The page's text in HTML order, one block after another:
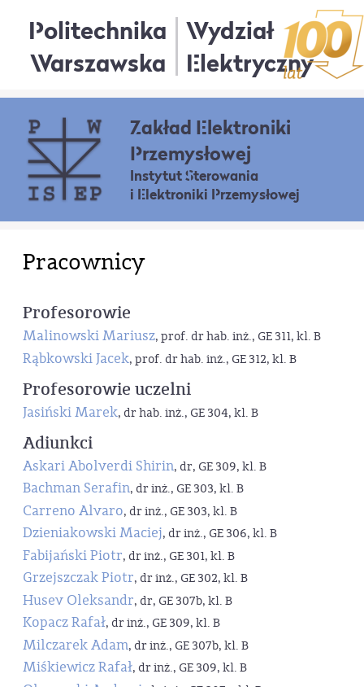
Politechnika
Warszawska
Wydział
Elektryczny
Zakład Elektroniki
Przemysłowej
Instytut Sterowania
i Elektroniki Przemysłowej
Pracownicy
Profesorowie
Malinowski Mariusz, prof. dr hab. inż., GE 311, kl. B
Rąbkowski Jacek, prof. dr hab. inż., GE 312, kl. B
Profesorowie uczelni
Jasiński Marek, dr hab. inż., GE 304, kl. B
Adiunkci
Askari Abolverdi Shirin, dr, GE 309, kl. B
Bachman Serafin, dr inż., GE 303, kl. B
Carreno Alvaro, dr inż., GE 303, kl. B
Dzieniakowski Maciej, dr inż., GE 306, kl. B
Fabijański Piotr, dr inż., GE 301, kl. B
Grzejszczak Piotr, dr inż., GE 302, kl. B
Husev Oleksandr, dr, GE 307b, kl. B
Kopacz Rafał, dr inż., GE 309, kl. B
Milczarek Adam, dr inż., GE 307b, kl. B
Miśkiewicz Rafał, dr inż., GE 309, kl. B